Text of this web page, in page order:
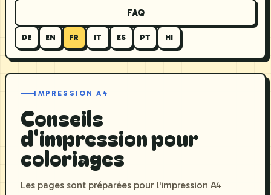
FAQ
DE EN FR IT ES PT HI
IMPRESSION A4
Conseils
d'impression pour
coloriages
Les pages sont préparées pour l'impression A4